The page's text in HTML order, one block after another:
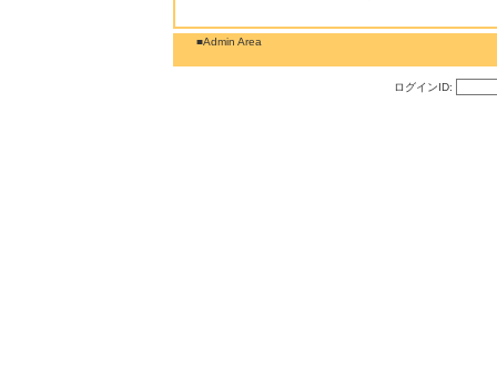
■Admin Area
ログインID: